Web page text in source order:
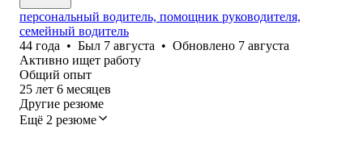
персональный водитель, помощник руководителя,
семейный водитель
44 года • Был 7 августа • Обновлено 7 августа
Активно ищет работу
Общий опыт
25 лет 6 месяцев
Другие резюме
Ещё 2 резюме